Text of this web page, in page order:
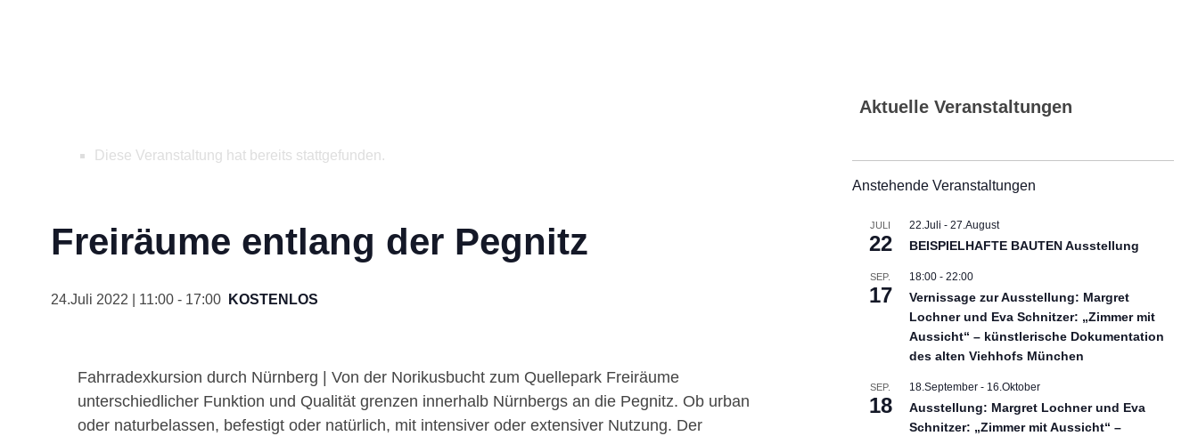
Diese Veranstaltung hat bereits stattgefunden.
Freiräume entlang der Pegnitz
24.Juli 2022 | 11:00- 17:00 KOSTENLOS
Fahrradexkursion durch Nürnberg | Von der Norikusbucht zum Quellepark Freiräume
unterschiedlicher Funktion und Qualität grenzen innerhalb Nürnbergs an die Pegnitz. Ob urban
oder naturbelassen, befestigt oder natürlich, mit intensiver oder extensiver Nutzung. Der
Aktuelle Veranstaltungen
Anstehende Veranstaltungen
JULI
22
22.Juli - 27.August
BEISPIELHAFTE BAUTEN Ausstellung
SEP.
17
18:00- 22:00
Vernissage zur Ausstellung: Margret
Lochner und Eva Schnitzer: „Zimmer mit
Aussicht“ – künstlerische Dokumentation
des alten Viehhofs München
SEP.
18
18.September- 16.Oktober
Ausstellung: Margret Lochner und Eva
Schnitzer: „Zimmer mit Aussicht“ –